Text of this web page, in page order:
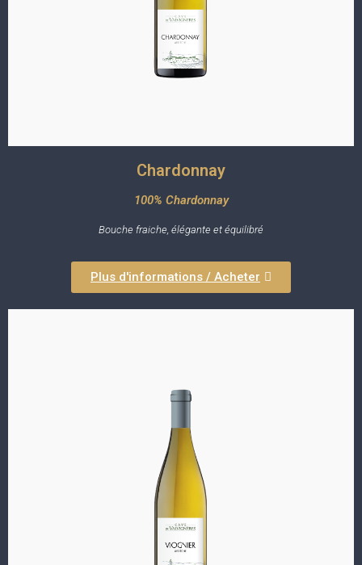
Chardonnay
100% Chardonnay
Bouche fraiche, élégante et équilibré
Plus d'informations / Acheter